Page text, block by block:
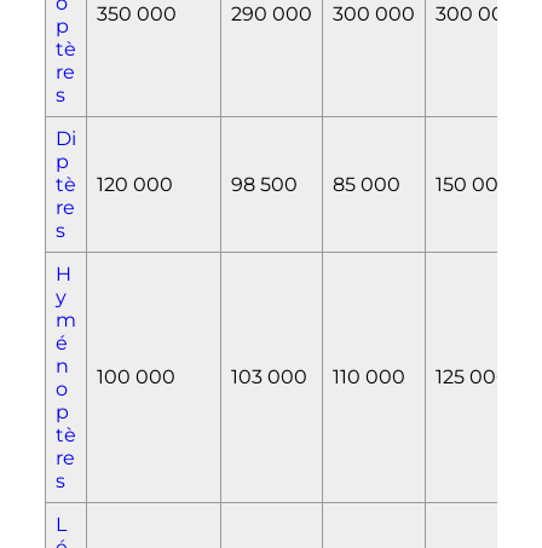
p
tè
re
s
350 000 290 000 300 000 300 000
Di
p
tè
re
s
120 000 98 500 85 000 150 000
H
y
m
é
n
o
p
tè
re
s
100 000 103 000 110 000 125 000
L